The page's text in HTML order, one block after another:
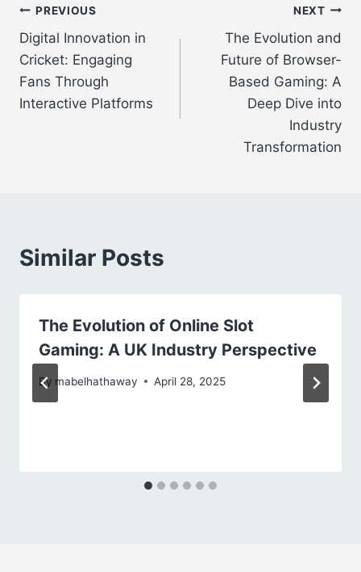
Post
navigation
PREVIOUS
Digital Innovation in
Cricket: Engaging
Fans Through
Interactive Platforms
NEXT
The Evolution and
Future of Browser-
Based Gaming: A
Deep Dive into
Industry
Transformation
Similar Posts
The Evolution of Online Slot
Gaming: A UK Industry Perspective
By mabelhathaway April 28, 2025